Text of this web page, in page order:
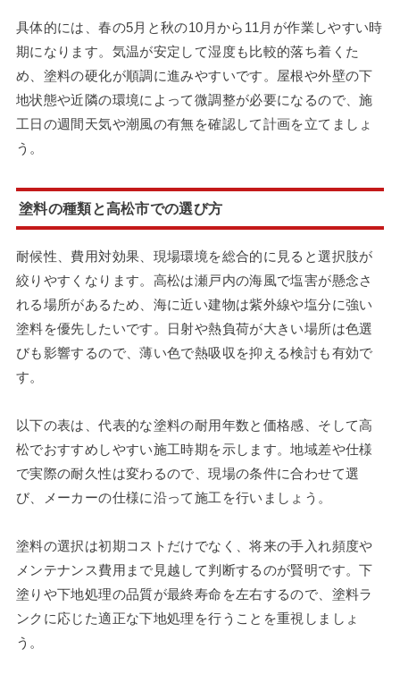
具体的には、春の5月と秋の10月から11月が作業しやすい時
期になります。気温が安定して湿度も比較的落ち着くた
め、塗料の硬化が順調に進みやすいです。屋根や外壁の下
地状態や近隣の環境によって微調整が必要になるので、施
工日の週間天気や潮風の有無を確認して計画を立てましょ
う。
塗料の種類と高松市での選び方
耐候性、費用対効果、現場環境を総合的に見ると選択肢が
絞りやすくなります。高松は瀬戸内の海風で塩害が懸念さ
れる場所があるため、海に近い建物は紫外線や塩分に強い
塗料を優先したいです。日射や熱負荷が大きい場所は色選
びも影響するので、薄い色で熱吸収を抑える検討も有効で
す。
以下の表は、代表的な塗料の耐用年数と価格感、そして高
松でおすすめしやすい施工時期を示します。地域差や仕様
で実際の耐久性は変わるので、現場の条件に合わせて選
び、メーカーの仕様に沿って施工を行いましょう。
塗料の選択は初期コストだけでなく、将来の手入れ頻度や
メンテナンス費用まで見越して判断するのが賢明です。下
塗りや下地処理の品質が最終寿命を左右するので、塗料ラ
ンクに応じた適正な下地処理を行うことを重視しましょ
う。